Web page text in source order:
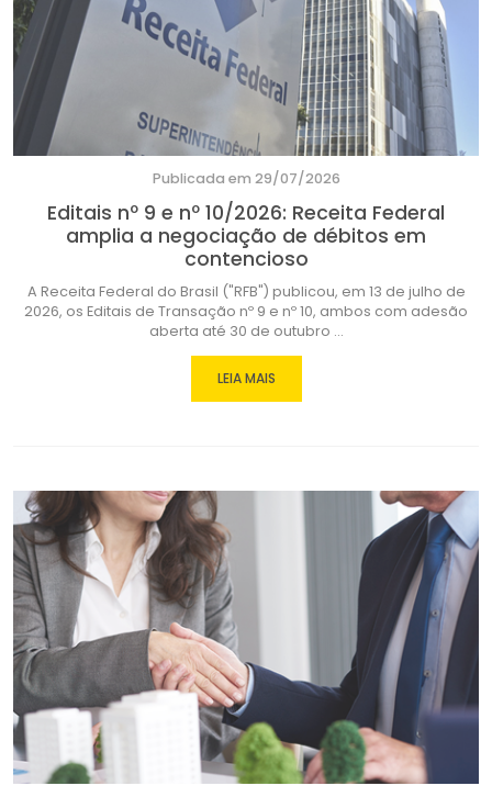
Publicada em 29/07/2026
Editais nº 9 e nº 10/2026: Receita Federal
amplia a negociação de débitos em
contencioso
A Receita Federal do Brasil ("RFB") publicou, em 13 de julho de
2026, os Editais de Transação nº 9 e nº 10, ambos com adesão
aberta até 30 de outubro ...
LEIA MAIS